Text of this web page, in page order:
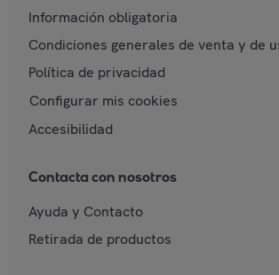
Información obligatoria
Condiciones generales de venta y de
Política de privacidad
Configurar mis cookies
Accesibilidad
Contacta con nosotros
Ayuda y Contacto
Retirada de productos